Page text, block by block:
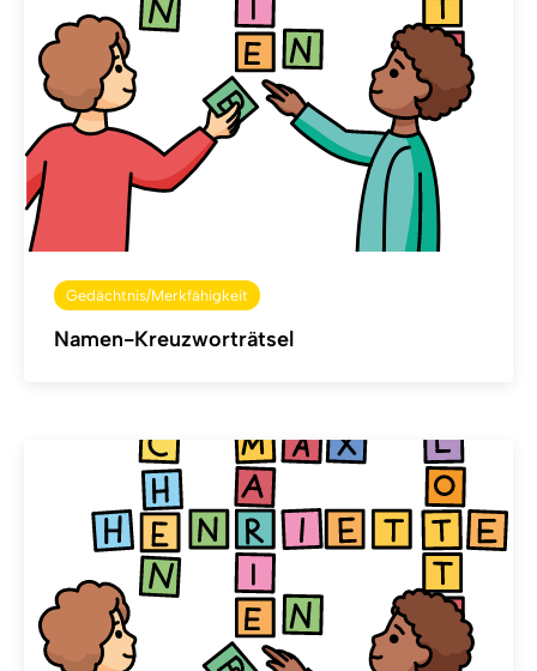
Gedächtnis/Merkfähigkeit
Namen-Kreuzworträtsel